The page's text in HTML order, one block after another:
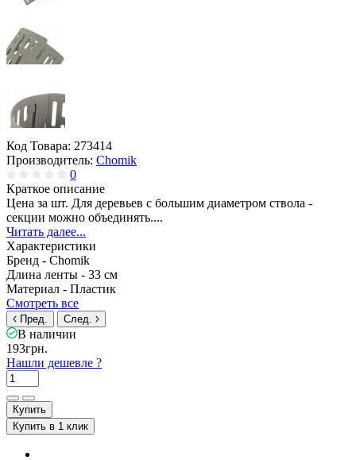
Код Товара: 273414
Производитель: Chomik
0
Краткое описание
Цена за шт. Для деревьев с большим диаметром ствола -
секции можно объединять....
Читать далее...
Характеристики
Бренд - Chomik
Длина ленты - 33 см
Материал - Пластик
Смотреть все
Пред. След.
В наличии
193грн.
Нашли дешевле ?
Купить
Купить в 1 клик